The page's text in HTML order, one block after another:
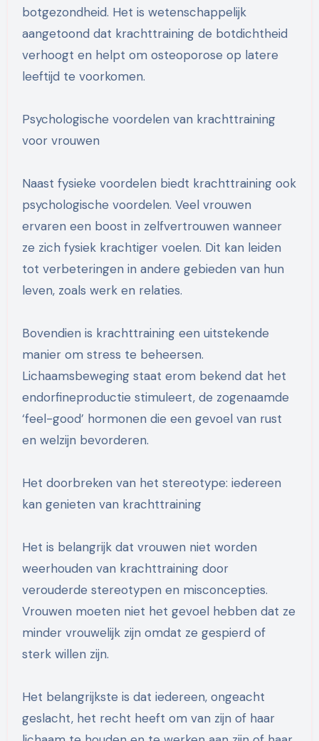
botgezondheid. Het is wetenschappelijk
aangetoond dat krachttraining de botdichtheid
verhoogt en helpt om osteoporose op latere
leeftijd te voorkomen.
Psychologische voordelen van krachttraining
voor vrouwen
Naast fysieke voordelen biedt krachttraining ook
psychologische voordelen. Veel vrouwen
ervaren een boost in zelfvertrouwen wanneer
ze zich fysiek krachtiger voelen. Dit kan leiden
tot verbeteringen in andere gebieden van hun
leven, zoals werk en relaties.
Bovendien is krachttraining een uitstekende
manier om stress te beheersen.
Lichaamsbeweging staat erom bekend dat het
endorfineproductie stimuleert, de zogenaamde
‘feel-good’ hormonen die een gevoel van rust
en welzijn bevorderen.
Het doorbreken van het stereotype: iedereen
kan genieten van krachttraining
Het is belangrijk dat vrouwen niet worden
weerhouden van krachttraining door
verouderde stereotypen en misconcepties.
Vrouwen moeten niet het gevoel hebben dat ze
minder vrouwelijk zijn omdat ze gespierd of
sterk willen zijn.
Het belangrijkste is dat iedereen, ongeacht
geslacht, het recht heeft om van zijn of haar